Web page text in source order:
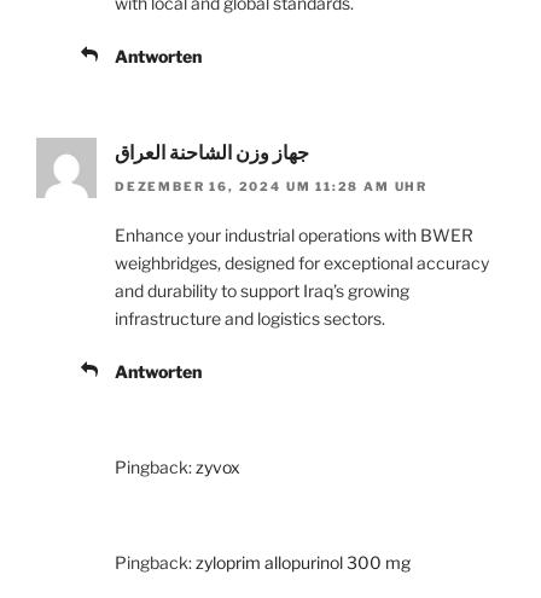
Antworten
جهاز وزن الشاحنة العراق
DEZEMBER 16, 2024 UM 11:28 AM UHR
Enhance your industrial operations with BWER
weighbridges, designed for exceptional accuracy
and durability to support Iraq’s growing
infrastructure and logistics sectors.
Antworten
Pingback:zyvox
Pingback:zyloprim allopurinol 300 mg